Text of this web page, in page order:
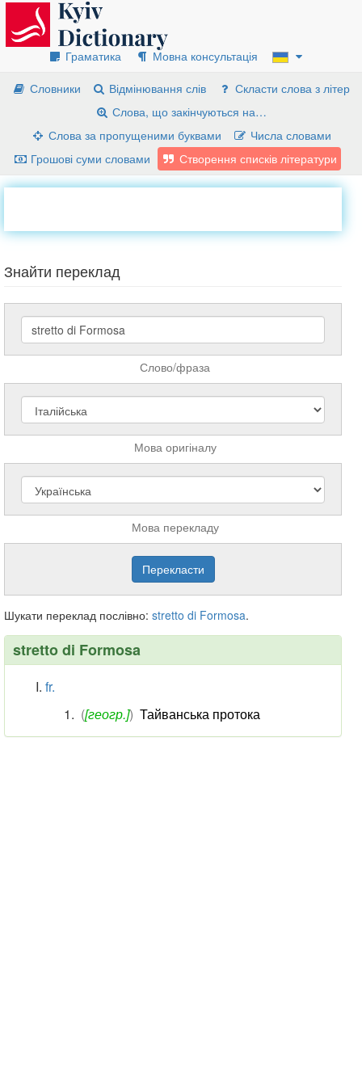
Граматика
Мовна консультація
Словники
Відмінювання слів
Скласти слова з літер
Слова, що закінчуються на…
Слова за пропущеними буквами
Числа словами
Грошові суми словами
Створення списків літератури
Знайти переклад
Слово/фраза
Мова оригіналу
Мова перекладу
Шукати переклад послівно: stretto di Formosa.
stretto di Formosa
fr.
([геогр.]) Тайванська протока